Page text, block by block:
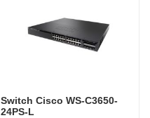
Switch Cisco WS-C3650-
24PS-L